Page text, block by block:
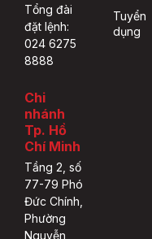
Tổng đài
đặt lệnh:
024 6275
8888
Chi
nhánh
Tp. Hồ
Chí Minh
Tầng 2, số
77-79 Phó
Đức Chính,
Phường
Nguyễn
Tuyển
dụng